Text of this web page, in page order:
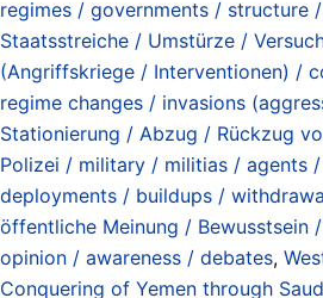
regimes / governments / structure
Staatsstreiche / Umstürze /
(Angriffskriege / Interventionen) /
regime changes / invasions
Stationierung / Abzug / Rückzug
Polizei / military / militias / agents
deployments / buildups /
öffentliche Meinung / Bewusstsein
opinion / awareness / debates,
Conquering of Yemen through